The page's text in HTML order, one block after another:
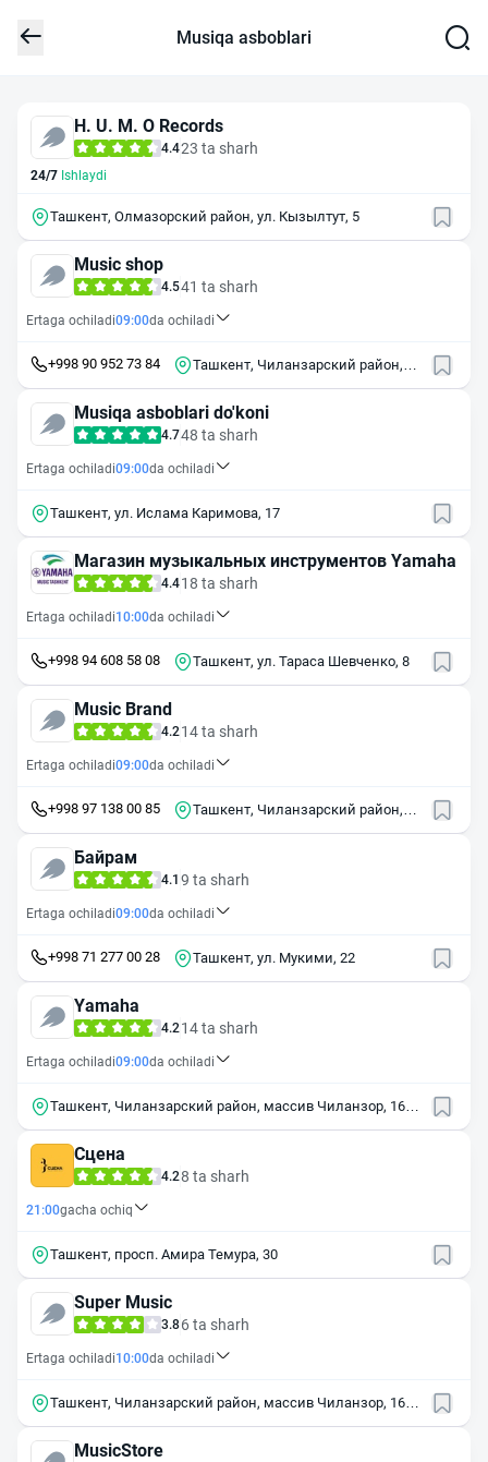
Musiqa asboblari
H. U. M. O Records
4.423 ta sharh
24/7 Ishlaydi
Ташкент, Олмазорский район, ул. Кызылтут, 5
Music shop
4.541 ta sharh
Ertaga ochiladi09:00da ochiladi
+998 90 952 73 84
Ташкент, Чиланзарский район,
Musiqa asboblari do'koni
4.748 ta sharh
Ertaga ochiladi09:00da ochiladi
Ташкент, ул. Ислама Каримова, 17
Магазин музыкальных инструментов Yamaha
4.418 ta sharh
Ertaga ochiladi10:00da ochiladi
+998 94 608 58 08 Ташкент, ул. Тараса Шевченко, 8
Music Brand
4.2 14 ta sharh
Ertaga ochiladi09:00da ochiladi
+998 97 138 00 85
Ташкент, Чиланзарский район,
Байрам
4.1 9 ta sharh
Ertaga ochiladi09:00da ochiladi
+998 71 277 00 28 Ташкент, ул. Мукими, 22
Yamaha
4.2 14 ta sharh
Ertaga ochiladi09:00da ochiladi
Ташкент, Чиланзарский район, массив Чиланзор, 16-й
Сцена
4.28 ta sharh
21:00gacha ochiq
Ташкент, просп. Амира Темура, 30
Super Music
3.86 ta sharh
Ertaga ochiladi10:00da ochiladi
Ташкент, Чиланзарский район, массив Чиланзор, 16-й
MusicStore